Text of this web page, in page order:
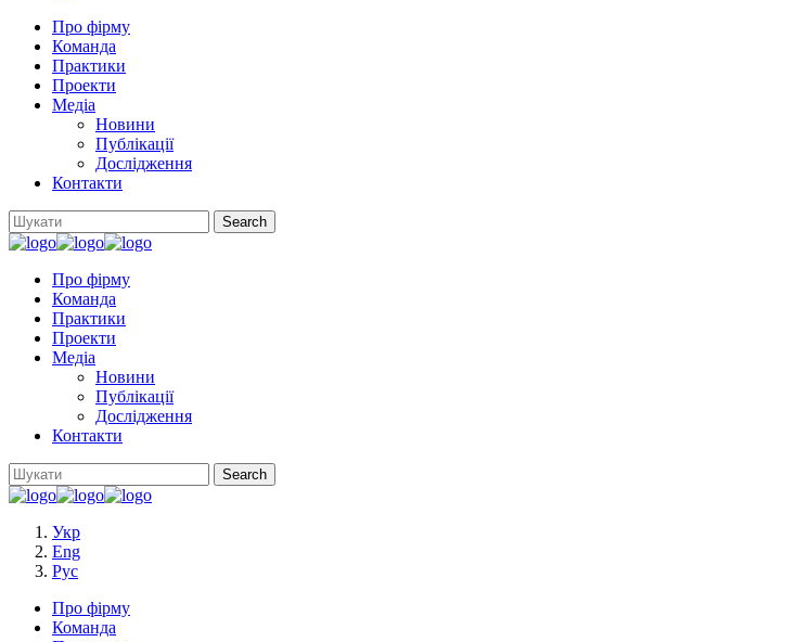
Про фірму
Команда
Практики
Проекти
Медіа
Новини
Публікації
Дослідження
Контакти
Про фірму
Команда
Практики
Проекти
Медіа
Новини
Публікації
Дослідження
Контакти
Укр
Eng
Рус
Про фірму
Команда